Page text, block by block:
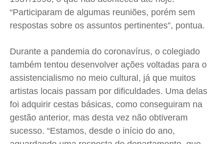
“Participaram de algumas reuniões, porém sem
respostas sobre os assuntos pertinentes”, pontua.
Durante a pandemia do coronavírus, o colegiado
também tentou desenvolver ações voltadas para o
assistencialismo no meio cultural, já que muitos
artistas locais passam por dificuldades. Uma delas
foi adquirir cestas básicas, como conseguiram na
gestão anterior, mas desta vez não obtiveram
sucesso. “Estamos, desde o início do ano,